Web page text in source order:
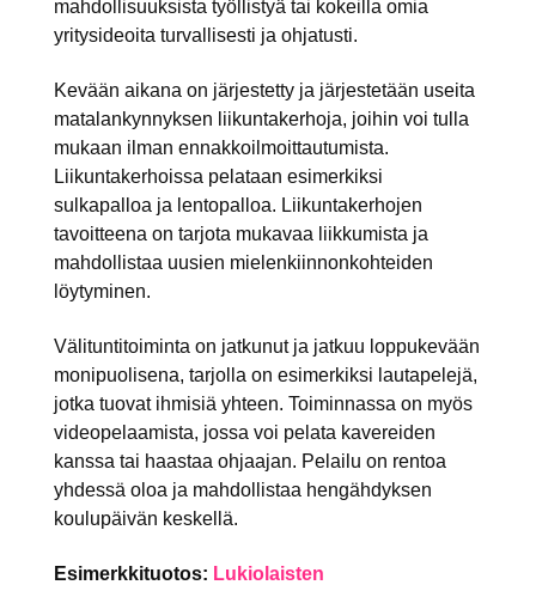
mahdollisuuksista työllistyä tai kokeilla omia
yritysideoita turvallisesti ja ohjatusti.
Kevään aikana on järjestetty ja järjestetään useita
matalankynnyksen liikuntakerhoja, joihin voi tulla
mukaan ilman ennakkoilmoittautumista.
Liikuntakerhoissa pelataan esimerkiksi
sulkapalloa ja lentopalloa. Liikuntakerhojen
tavoitteena on tarjota mukavaa liikkumista ja
mahdollistaa uusien mielenkiinnonkohteiden
löytyminen.
Välituntitoiminta on jatkunut ja jatkuu loppukevään
monipuolisena, tarjolla on esimerkiksi lautapelejä,
jotka tuovat ihmisiä yhteen. Toiminnassa on myös
videopelaamista, jossa voi pelata kavereiden
kanssa tai haastaa ohjaajan. Pelailu on rentoa
yhdessä oloa ja mahdollistaa hengähdyksen
koulupäivän keskellä.
Esimerkkituotos: Lukiolaisten